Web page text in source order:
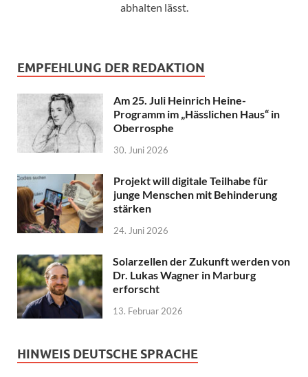
abhalten lässt.
EMPFEHLUNG DER REDAKTION
Am 25. Juli Heinrich Heine-
Programm im „Hässlichen Haus“ in
Oberrosphe
30. Juni 2026
Projekt will digitale Teilhabe für
junge Menschen mit Behinderung
stärken
24. Juni 2026
Solarzellen der Zukunft werden von
Dr. Lukas Wagner in Marburg
erforscht
13. Februar 2026
HINWEIS DEUTSCHE SPRACHE